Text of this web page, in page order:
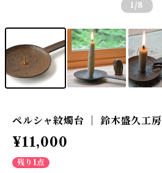
1 /8
ペルシャ紋燭台 ｜ 鈴木盛久工房
¥11,000
残り1点